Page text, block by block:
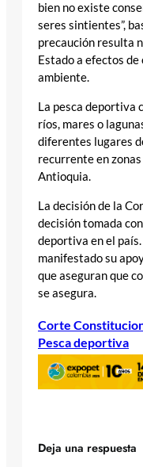
bien no existe
seres sintientes”,
precaución resulta
Estado a efectos
ambiente.
La pesca deportiva
ríos, mares o
diferentes lugares
recurrente en
Antioquia.
La decisión de la
decisión tomada
deportiva en el
manifestado su
que aseguran que
se asegura.
Corte
Pesca deportiva
Deja una respuesta